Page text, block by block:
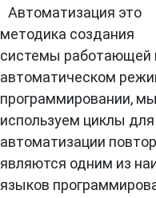
Автоматизация это
методика создания
системы работающей
автоматическом
программировании, мы
используем циклы для
автоматизации
являются одним из
языков